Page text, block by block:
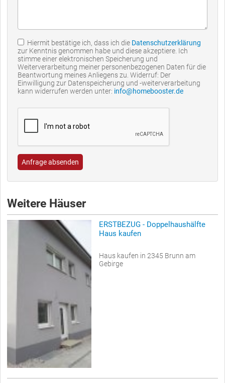
Hiermit bestätige ich, dass ich die Datenschutzerklärung
zur Kenntnis genommen habe und diese akzeptiere. Ich
stimme einer elektronischen Speicherung und
Weiterverarbeitung meiner personenbezogenen Daten für die
Beantwortung meines Anliegens zu. Widerruf: Der
Einwilligung zur Datenspeicherung und -weiterverarbeitung
kann widerrufen werden unter: info@homebooster.de
Anfrage absenden
Weitere Häuser
ERSTBEZUG - Doppelhaushälfte
Haus kaufen
Haus kaufen in 2345 Brunn am
Gebirge